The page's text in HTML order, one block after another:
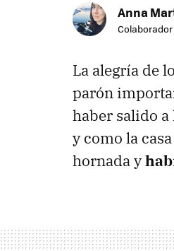
Anna
Colaborador
La alegría de
parón
haber salido a
y como la
hornada y